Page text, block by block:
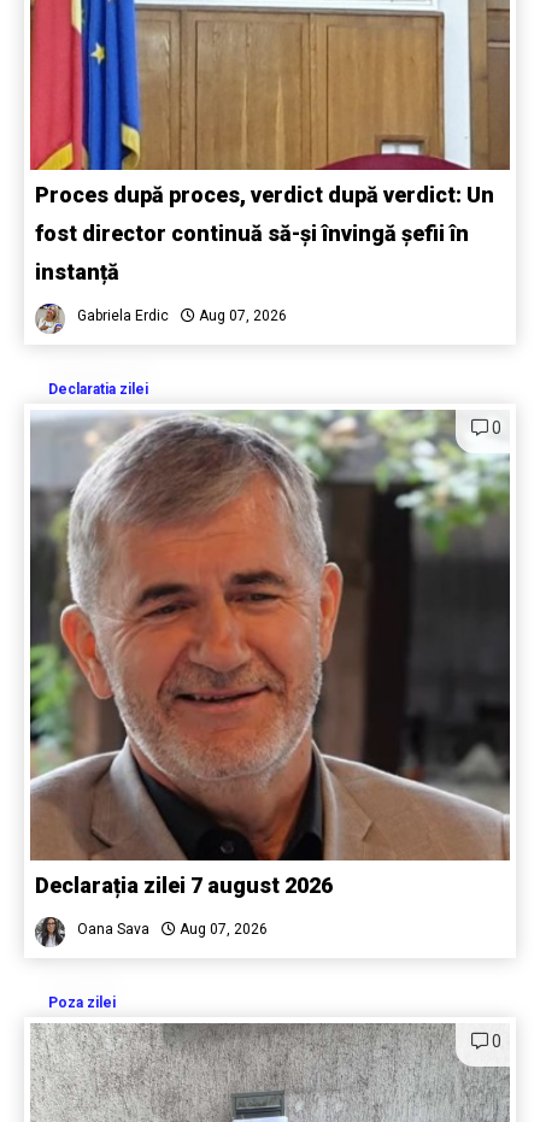
Proces după proces, verdict după verdict: Un
fost director continuă să-și învingă șefii în
instanță
Gabriela Erdic Aug 07, 2026
Declaratia zilei
0
Declarația zilei 7 august 2026
Oana Sava Aug 07, 2026
Poza zilei
0